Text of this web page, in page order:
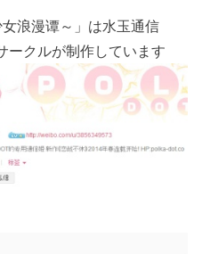
浪漫谭～」は水玉通信
ークルが制作しています